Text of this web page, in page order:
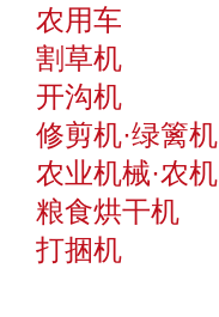
农用车
割草机
开沟机
修剪机·绿篱机
农业机械·农机
粮食烘干机
打捆机